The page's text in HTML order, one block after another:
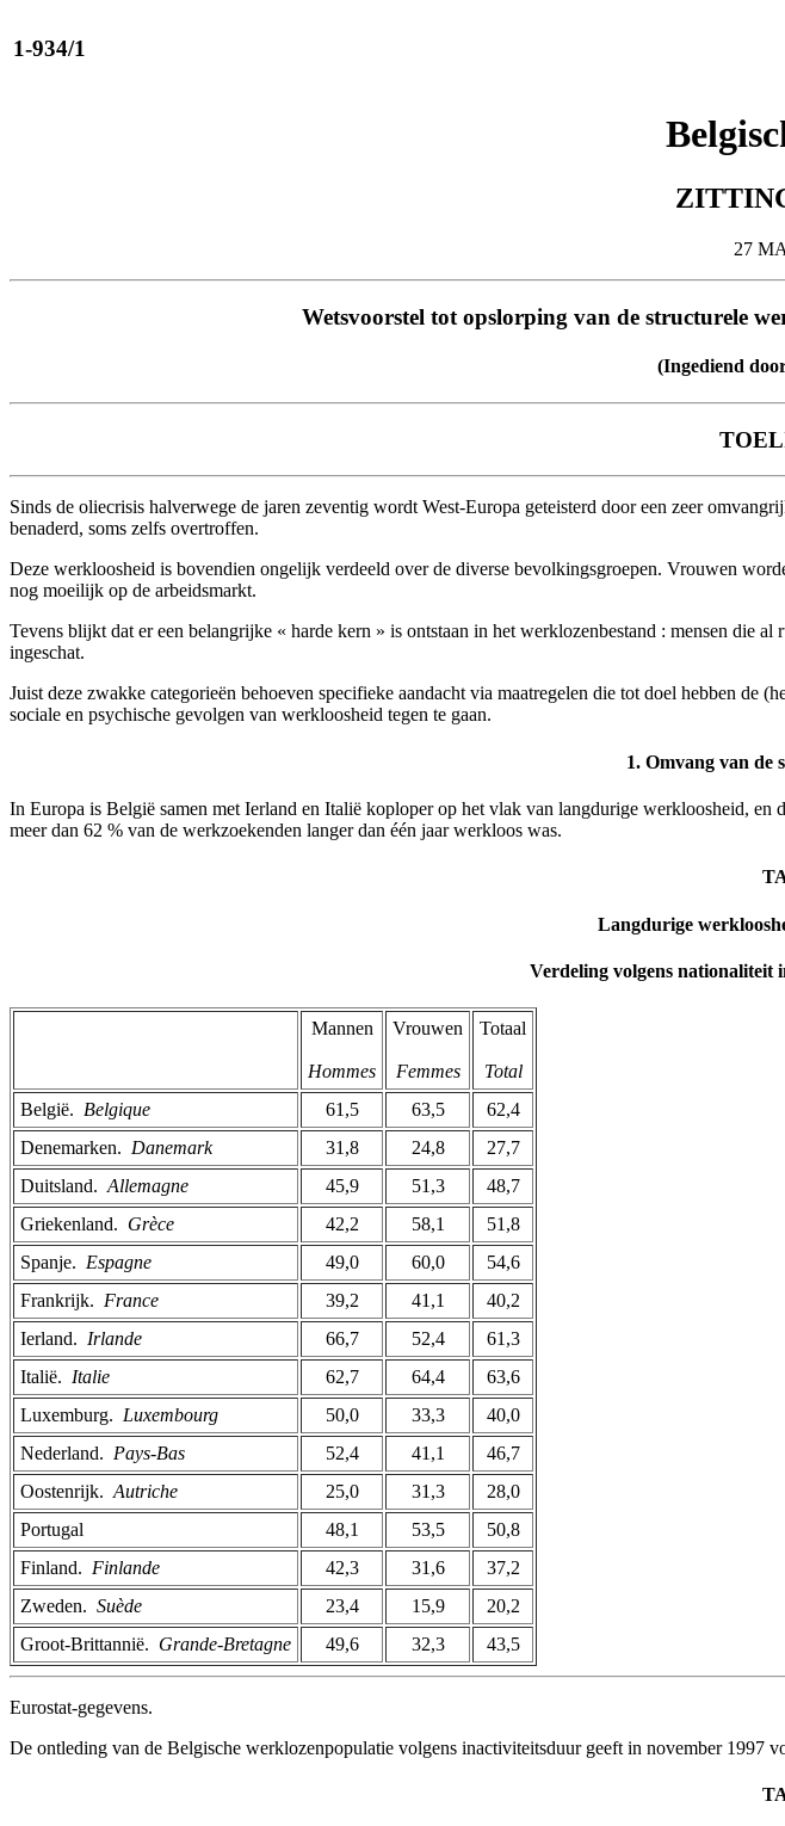
1-934/1
27
Wetsvoorstel tot opslorping van de structurele
(Ingediend
Sinds de oliecrisis halverwege de jaren zeventig wordt West-Europa geteisterd door een zeer
benaderd, soms zelfs overtroffen.
Deze werkloosheid is bovendien ongelijk verdeeld over de diverse bevolkingsgroepen. Vrouwen
nog moeilijk op de arbeidsmarkt.
Tevens blijkt dat er een belangrijke « harde kern » is ontstaan in het werklozenbestand : mensen die
ingeschat.
Juist deze zwakke categorieën behoeven specifieke aandacht via maatregelen die tot doel hebben de
sociale en psychische gevolgen van werkloosheid tegen te gaan.
1. Omvang van de
In Europa is België samen met Ierland en Italië koploper op het vlak van langdurige werkloosheid, en
meer dan 62 % van de werkzoekenden langer dan één jaar werkloos was.
Langdurige
Verdeling volgens nationaliteit
Mannen
Hommes
Vrouwen
Femmes
Totaal
Total
België. ­ Belgique 61,5 63,5
62,4
Denemarken. ­ Danemark 31,8 24,8
27,7
Duitsland. ­ Allemagne 45,9 51,3
48,7
Griekenland. ­ Grèce 42,2 58,1
51,8
Spanje. ­ Espagne 49,0 60,0
54,6
Frankrijk. ­ France 39,2 41,1
40,2
Ierland. ­ Irlande 66,7 52,4
61,3
Italië. ­ Italie 62,7 64,4
63,6
Luxemburg. ­ Luxembourg 50,0 33,3
40,0
Nederland. ­ Pays-Bas 52,4 41,1
46,7
Oostenrijk. ­ Autriche 25,0 31,3
28,0
Portugal
48,1 53,5
50,8
Finland. ­ Finlande 42,3 31,6
37,2
Zweden. ­ Suède 23,4 15,9
20,2
Groot-Brittannië. ­ Grande-Bretagne 49,6 32,3 43,5
Eurostat-gegevens.
De ontleding van de Belgische werklozenpopulatie volgens inactiviteitsduur geeft in november 1997